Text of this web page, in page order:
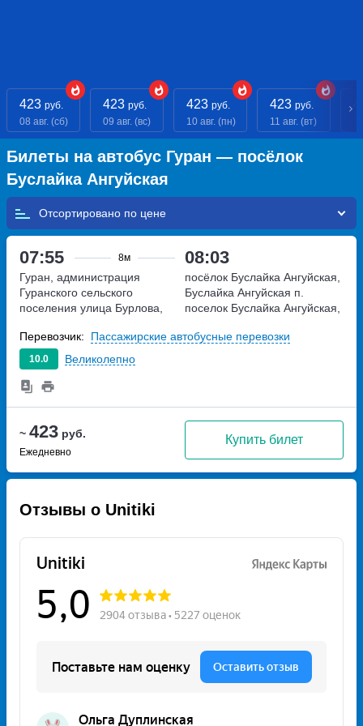
423 руб.
08 авг. (сб)
423 руб.
09 авг. (вс)
423 руб.
10 авг. (пн)
423 руб.
11 авг. (вт)
Билеты на автобус Гуран — посёлок
Буслайка Ангуйская
Отсортировано по
07:55 8м 08:03
~ 423 руб.
Ежедневно
Купить билет
Гуран, администрация
Гуранского сельского
поселения улица Бурлова,
посёлок Буслайка Ангуйская,
Буслайка Ангуйская п.
поселок Буслайка Ангуйская,
10.0 Великолепно
Перевозчик: Пассажирские автобусные перевозки
Отзывы о Unitiki